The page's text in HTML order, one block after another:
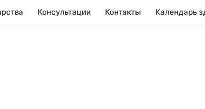
Консультации Контакты Календарь